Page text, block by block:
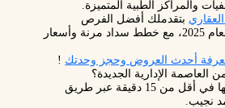
والمراكز الطبية المتميزة.
بتقدملك أفضل الفرص
الاستثمارية والسكنية لعام 2025، مع خطط سداد مرنة وأسعار
أحدث العروض وحجز وحدتك !
نعم، يمكن الوصول إليها في أقل من 15 دقيقة عبر طريق
نجيب.